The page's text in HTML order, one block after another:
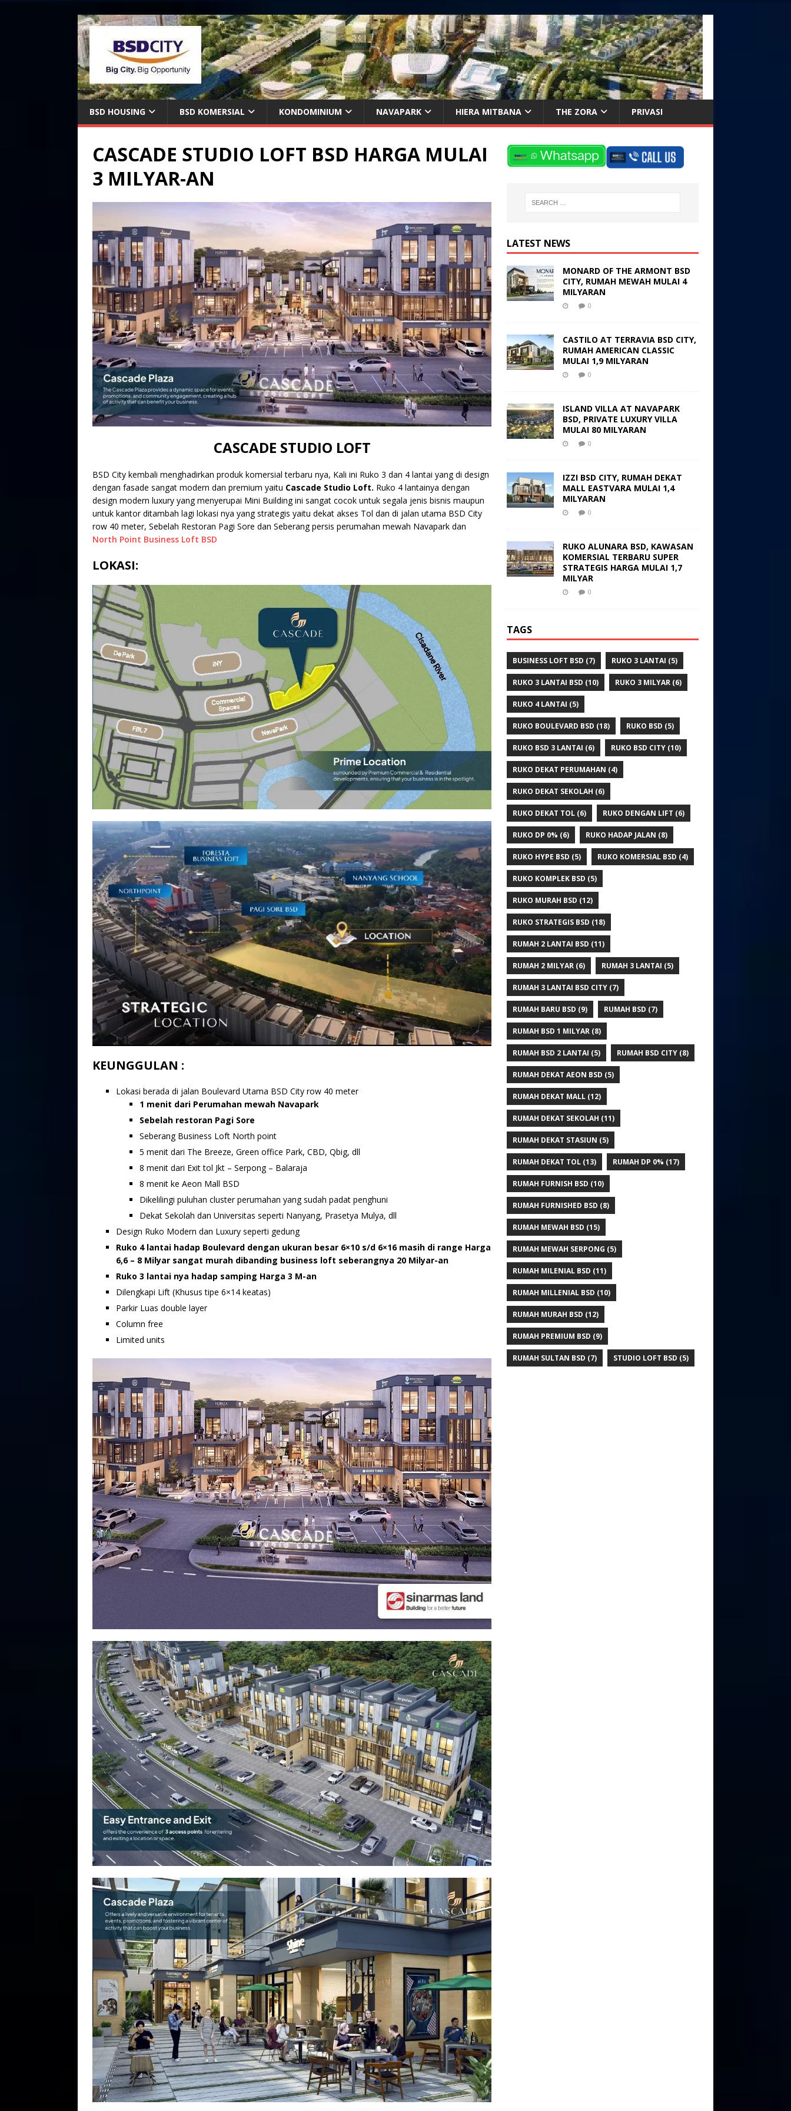
BSD HOUSING BSD KOMERSIAL KONDOMINIUM NAVAPARK HIERA MITBANA THE ZORA PRIVASI
CASCADE STUDIO LOFT BSD HARGA MULAI
3 MILYAR-AN
CASCADE STUDIO LOFT
BSD City kembali menghadirkan produk komersial terbaru nya, Kali ini Ruko 3 dan 4 lantai yang di design
dengan fasade sangat modern dan premium yaitu Cascade Studio Loft. Ruko 4 lantainya dengan
design modern luxury yang menyerupai Mini Building ini sangat cocok untuk segala jenis bisnis maupun
untuk kantor ditambah lagi lokasi nya yang strategis yaitu dekat akses Tol dan di jalan utama BSD City
row 40 meter, Sebelah Restoran Pagi Sore dan Seberang persis perumahan mewah Navapark dan
North Point Business Loft BSD
LOKASI:
KEUNGGULAN :
Lokasi berada di jalan Boulevard Utama BSD City row 40 meter
1 menit dari Perumahan mewah Navapark
Sebelah restoran Pagi Sore
Seberang Business Loft North point
5 menit dari The Breeze, Green office Park, CBD, Qbig, dll
8 menit dari Exit tol Jkt – Serpong – Balaraja
8 menit ke Aeon Mall BSD
Dikelilingi puluhan cluster perumahan yang sudah padat penghuni
Dekat Sekolah dan Universitas seperti Nanyang, Prasetya Mulya, dll
Design Ruko Modern dan Luxury seperti gedung
Ruko 4 lantai hadap Boulevard dengan ukuran besar 6×10 s/d 6×16 masih di range Harga
6,6 – 8 Milyar sangat murah dibanding business loft seberangnya 20 Milyar-an
Ruko 3 lantai nya hadap samping Harga 3 M-an
Dilengkapi Lift (Khusus tipe 6×14 keatas)
Parkir Luas double layer
Column free
Limited units
LATEST NEWS
MONARD OF THE ARMONT BSD
CITY, RUMAH MEWAH MULAI 4
MILYARAN
0
CASTILO AT TERRAVIA BSD CITY,
RUMAH AMERICAN CLASSIC
MULAI 1,9 MILYARAN
0
ISLAND VILLA AT NAVAPARK
BSD, PRIVATE LUXURY VILLA
MULAI 80 MILYARAN
0
IZZI BSD CITY, RUMAH DEKAT
MALL EASTVARA MULAI 1,4
MILYARAN
0
RUKO ALUNARA BSD, KAWASAN
KOMERSIAL TERBARU SUPER
STRATEGIS HARGA MULAI 1,7
MILYAR
0
TAGS
BUSINESS LOFT BSD (7) RUKO 3 LANTAI (5)
RUKO 3 LANTAI BSD (10) RUKO 3 MILYAR(6)
RUKO 4 LANTAI (5)
RUKO BOULEVARD BSD (18) RUKO BSD (5)
RUKO BSD 3 LANTAI (6) RUKO BSD CITY(10)
RUKO DEKAT PERUMAHAN (4)
RUKO DEKAT SEKOLAH (6)
RUKO DEKAT TOL(6) RUKO DENGAN LIFT (6)
RUKO DP 0% (6) RUKO HADAP JALAN (8)
RUKO HYPE BSD (5) RUKO KOMERSIAL BSD (4)
RUKO KOMPLEK BSD (5)
RUKO MURAH BSD (12)
RUKO STRATEGIS BSD (18)
RUMAH 2 LANTAI BSD (11)
RUMAH 2 MILYAR(6) RUMAH 3 LANTAI (5)
RUMAH 3 LANTAI BSD CITY(7)
RUMAH BARU BSD (9) RUMAH BSD (7)
RUMAH BSD 1 MILYAR(8)
RUMAH BSD 2 LANTAI (5) RUMAH BSD CITY(8)
RUMAH DEKAT AEON BSD (5)
RUMAH DEKAT MALL(12)
RUMAH DEKAT SEKOLAH (11)
RUMAH DEKAT STASIUN (5)
RUMAH DEKAT TOL(13) RUMAH DP 0% (17)
RUMAH FURNISH BSD (10)
RUMAH FURNISHED BSD (8)
RUMAH MEWAH BSD (15)
RUMAH MEWAH SERPONG (5)
RUMAH MILENIAL BSD (11)
RUMAH MILLENIAL BSD (10)
RUMAH MURAH BSD (12)
RUMAH PREMIUM BSD (9)
RUMAH SULTAN BSD (7) STUDIO LOFT BSD (5)